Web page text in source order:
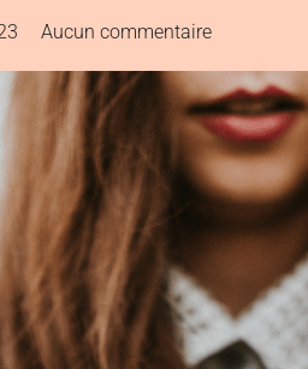
Aucun commentaire